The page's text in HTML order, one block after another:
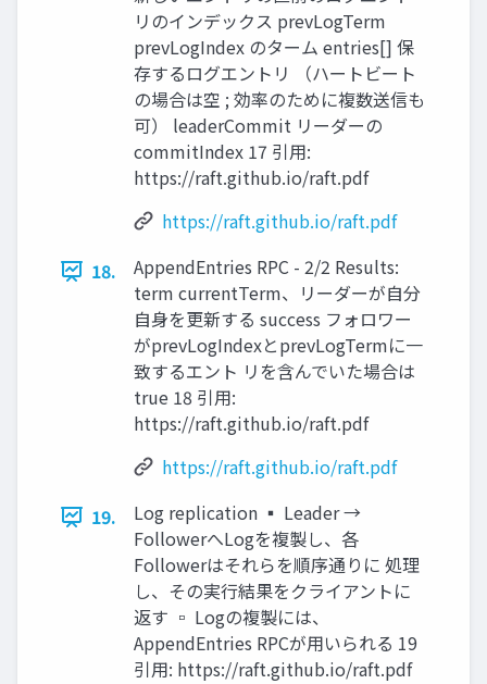
リのインデックス prevLogTerm
prevLogIndex のターム entries[] 保
存するログエントリ （ハートビート
の場合は空 ; 効率のために複数送信も
可） leaderCommit リーダーの
commitIndex 17 引用:
https://raft.github.io/raft.pdf
https://raft.github.io/raft.pdf
18.
AppendEntries RPC - 2/2 Results:
term currentTerm、リーダーが自分
自身を更新する success フォロワー
がprevLogIndexとprevLogTermに一
致するエント リを含んでいた場合は
true 18 引用:
https://raft.github.io/raft.pdf
https://raft.github.io/raft.pdf
19.
Log replication ▪ Leader →
FollowerへLogを複製し、各
Followerはそれらを順序通りに 処理
し、その実行結果をクライアントに
返す ▫ Logの複製には、
AppendEntries RPCが用いられる 19
引用: https://raft.github.io/raft.pdf